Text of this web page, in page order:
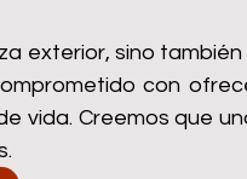
exterior, sino
con
vida. Creemos que